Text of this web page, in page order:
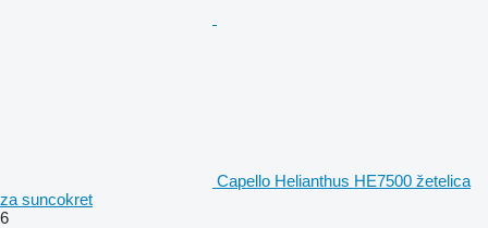
Capello Helianthus HE7500 žetelica
za suncokret
6